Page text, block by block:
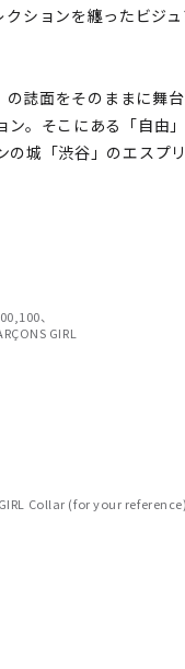
ションを纏ったビジ
の誌面をそのままに舞
。そこにある「自由
城「渋谷」のエスプ
、
GIRL
Collar (for your reference)